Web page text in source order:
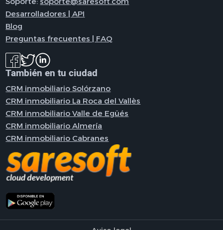
Desarrolladores | API
Blog
Preguntas frecuentes | FAQ
También en tu ciudad
CRM inmobiliario Solórzano
CRM inmobiliario La Roca del Vallès
CRM inmobiliario Valle de Egüés
CRM inmobiliario Almería
CRM inmobiliario Cabranes